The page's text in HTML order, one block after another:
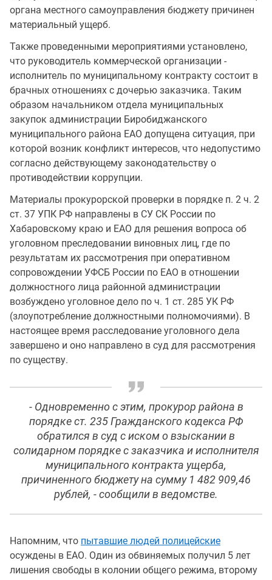
органа местного самоуправления бюджету причинен
материальный ущерб.
Также проведенными мероприятиями установлено,
что руководитель коммерческой организации -
исполнитель по муниципальному контракту состоит в
брачных отношениях с дочерью заказчика. Таким
образом начальником отдела муниципальных
закупок администрации Биробиджанского
муниципального района ЕАО допущена ситуация, при
которой возник конфликт интересов, что недопустимо
согласно действующему законодательству о
противодействии коррупции.
Материалы прокурорской проверки в порядке п. 2 ч. 2
ст. 37 УПК РФ направлены в СУ СК России по
Хабаровскому краю и ЕАО для решения вопроса об
уголовном преследовании виновных лиц, где по
результатам их рассмотрения при оперативном
сопровождении УФСБ России по ЕАО в отношении
должностного лица районной администрации
возбуждено уголовное дело по ч. 1 ст. 285 УК РФ
(злоупотребление должностными полномочиями). В
настоящее время расследование уголовного дела
завершено и оно направлено в суд для рассмотрения
по существу.
- Одновременно с этим, прокурор района в
порядке ст. 235 Гражданского кодекса РФ
обратился в суд с иском о взыскании в
солидарном порядке с заказчика и исполнителя
муниципального контракта ущерба,
причиненного бюджету на сумму 1 482 909,46
рублей, - сообщили в ведомстве.
Напомним, что пытавшие людей полицейские
осуждены в ЕАО. Один из обвиняемых получил 5 лет
лишения свободы в колонии общего режима, второму